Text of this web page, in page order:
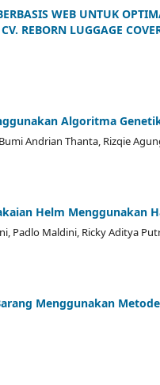
WEB UNTUK
REBORN LUGGAGE
Algoritma
Andrian Thanta, Rizqie
Helm Menggunakan
Padlo Maldini, Ricky Aditya
Menggunakan